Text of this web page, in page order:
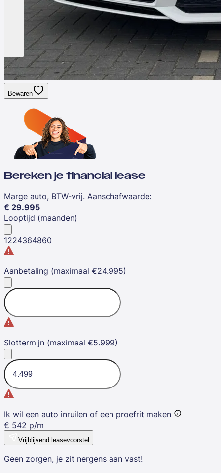
Bewaren
Bereken je financial lease
Marge auto, BTW-vrij. Aanschafwaarde:
€ 29.995
Looptijd (maanden)
1224364860
Aanbetaling (maximaal €24.995)
Slottermijn (maximaal €5.999)
Ik wil een auto inruilen of een proefrit maken
€ 542 p/m
Vrijblijvend leasevoorstel
Geen zorgen, je zit nergens aan vast!